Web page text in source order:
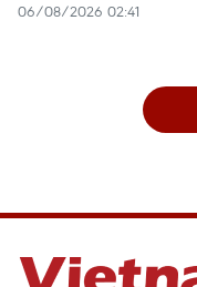
06/08/2026 02:41